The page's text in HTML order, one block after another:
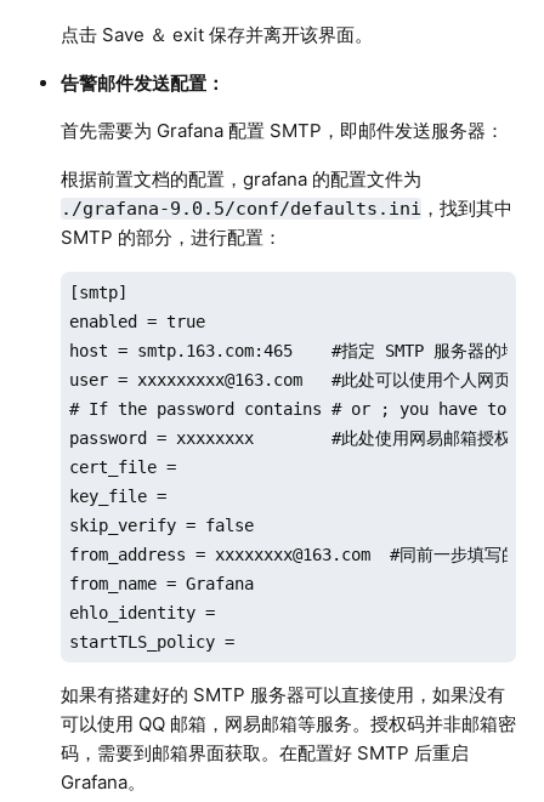
点击 Save ＆ exit 保存并离开该界面。
告警邮件发送配置：
首先需要为 Grafana 配置 SMTP，即邮件发送服务器：
根据前置文档的配置，grafana 的配置文件为
./grafana-9.0.5/conf/defaults.ini ，找到其中
SMTP 的部分，进行配置：
[smtp]
enabled = true
host = smtp.163.com:465    #指定 SMTP 服务器的地址
user = xxxxxxxxx@163.com   #此处可以使用个人网页邮
# If the password contains # or ; you have to
password = xxxxxxxx        #此处使用网易邮箱授权码
cert_file =
key_file =
skip_verify = false
from_address = xxxxxxxx@163.com  #同前一步填写的邮
from_name = Grafana
ehlo_identity =
startTLS_policy =
如果有搭建好的 SMTP 服务器可以直接使用，如果没有
可以使用 QQ 邮箱，网易邮箱等服务。授权码并非邮箱密
码，需要到邮箱界面获取。在配置好 SMTP 后重启
Grafana。